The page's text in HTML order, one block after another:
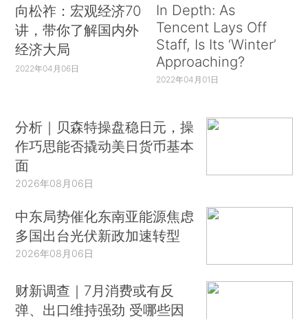
向松祚：宏观经济70
讲，带你了解国内外
经济大局
2022年04月06日
In Depth: As
Tencent Lays Off
Staff, Is Its ‘Winter’
Approaching?
2022年04月01日
分析｜贝森特操盘稳日元，操
作巧思能否撬动美日货币基本
面
2026年08月06日
中东局势催化东南亚能源焦虑
多国出台光伏新政加速转型
2026年08月06日
财新调查｜7月消费或有反
弹、出口维持强劲 受哪些因